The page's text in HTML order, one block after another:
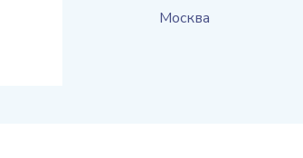
Москва